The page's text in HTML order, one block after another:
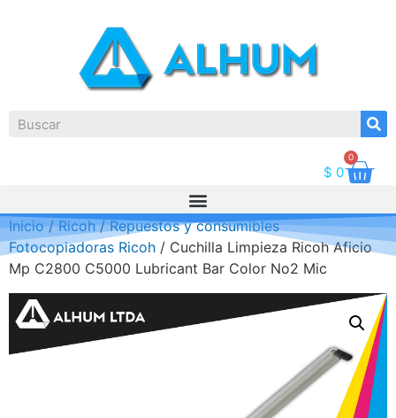
$ 0
0
Inicio/Ricoh/Repuestos y consumibles
Fotocopiadoras Ricoh / Cuchilla Limpieza Ricoh Aficio
Mp C2800 C5000 Lubricant Bar Color No2 Mic